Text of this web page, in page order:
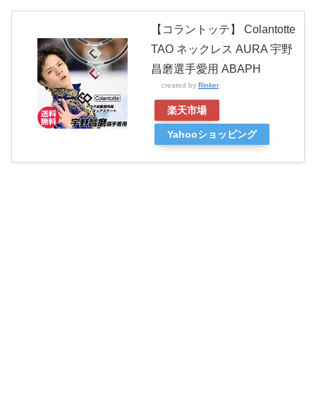
【コラントッテ】 Colantotte
TAO ネックレス AURA 宇野
昌磨選手愛用 ABAPH
created by Rinker
楽天市場
Yahooショッピング